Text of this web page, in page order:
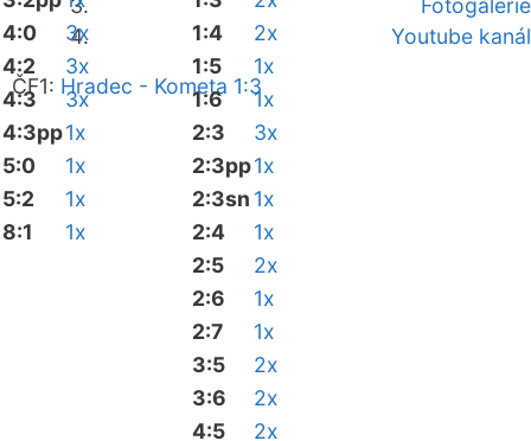
Fotogalerie
Youtube kanál
ČF1: Hradec - Kometa 1:3
4:0
3x
4:2
3x
4:3
3x
4:3pp1x
5:0
1x
5:2
1x
8:1
1x
1:4
2x
1:5
1x
1:6
1x
2:3
3x
2:3pp1x
2:3sn 1x
2:4
1x
2:5
2x
2:6
1x
2:7
1x
3:5
2x
3:6
2x
4:5
2x